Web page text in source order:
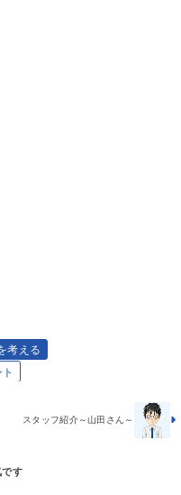
考える
スタッフ紹介～山田さん～